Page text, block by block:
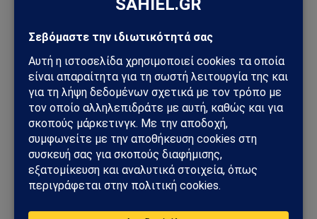
δεκάδες χιλιάδες χωρίς ρεύμα στην Ιαπωνία
Πεντάγωνο και UFO: Νέα απόρρητα αρχεία, βίντεο και
ανεξήγητες καταγραφές UAP βγαίνουν στο φως
Ισπανία – Ιταλία: Συνοριακοί έλεγχοι, μεταναστευτική κρίση
στη Θέουτα και νέο ρήγμα στην Ευρώπη
Συμφωνία της Μέκκας: Τουρκία, Σαουδική Αραβία και
Πακιστάν δημιουργούν νέο αμυντικό άξονα – Οι επιπτώσεις
για την Ελλάδα
Ηλεκτρική διασύνδεση Ελλάδας–Κύπρου: Η Meridiam παίρνει